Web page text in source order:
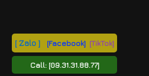
[ Zalo ] [Facebook] [TikTok]
Call: [09.31.31.88.77]